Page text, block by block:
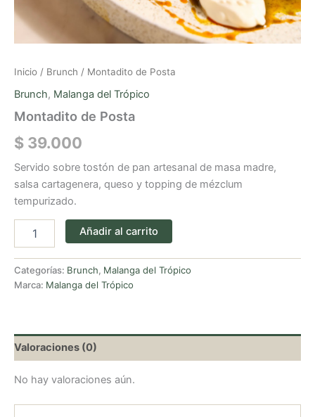
Inicio / Brunch / Montadito de Posta
Brunch, Malanga del Trópico
Montadito de Posta
$ 39.000
Servido sobre tostón de pan artesanal de masa madre,
salsa cartagenera, queso y topping de mézclum
tempurizado.
Añadir al carrito
Categorías: Brunch, Malanga del Trópico
Marca: Malanga del Trópico
Valoraciones (0)
No hay valoraciones aún.